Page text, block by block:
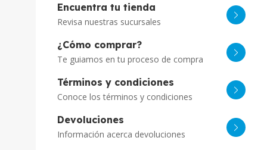
Encuentra tu tienda
Revisa nuestras sucursales
¿Cómo comprar?
Te guiamos en tu proceso de compra
Términos y condiciones
Conoce los términos y condiciones
Devoluciones
Información acerca devoluciones